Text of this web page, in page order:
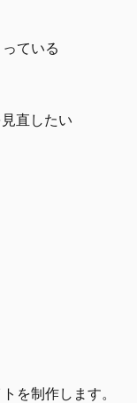
ている
直したい
を制作します。